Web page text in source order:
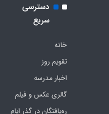
دسترسی
سریع
خانه
تقویم روز
اخبار مدرسه
گالری عکس و فیلم
ره‌یافتگان در گذر ایام